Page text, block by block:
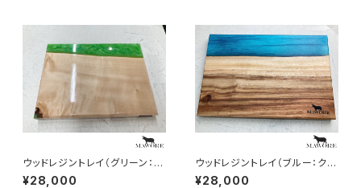
ウッドレジントレイ（グリーン：ト
チ）mawore-r009
¥28,000
ウッドレジントレイ（ブルー：クス
ノキ）mawore-r007
¥28,000